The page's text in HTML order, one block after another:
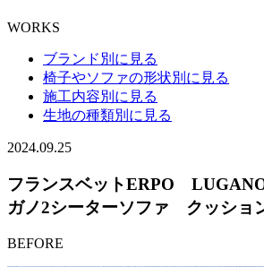
WORKS
ブランド別に見る
椅子やソファの形状別に見る
施工内容別に見る
生地の種類別に見る
2024.09.25
フランスベットERPO
ガノ2シーターソファ クッショ
BEFORE